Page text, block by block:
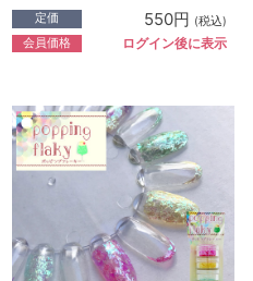
定価 550円 (税込)
会員価格 ログイン後に表示